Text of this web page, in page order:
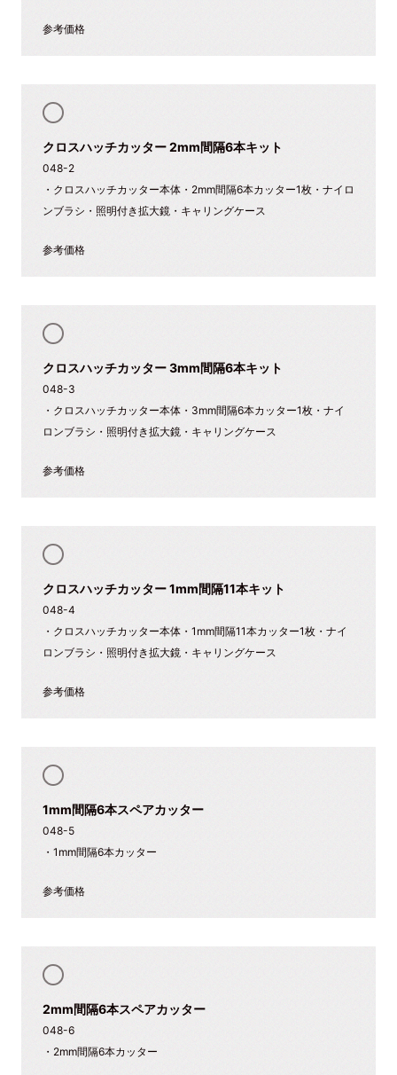
参考価格
クロスハッチカッター 2mm間隔6本キット
048-2
・クロスハッチカッター本体・2mm間隔6本カッター1枚・ナイロ
ンブラシ・照明付き拡大鏡・キャリングケース
参考価格
クロスハッチカッター 3mm間隔6本キット
048-3
・クロスハッチカッター本体・3mm間隔6本カッター1枚・ナイ
ロンブラシ・照明付き拡大鏡・キャリングケース
参考価格
クロスハッチカッター 1mm間隔11本キット
048-4
・クロスハッチカッター本体・1mm間隔11本カッター1枚・ナイ
ロンブラシ・照明付き拡大鏡・キャリングケース
参考価格
1mm間隔6本スペアカッター
048-5
・1mm間隔6本カッター
参考価格
2mm間隔6本スペアカッター
048-6
・2mm間隔6本カッター